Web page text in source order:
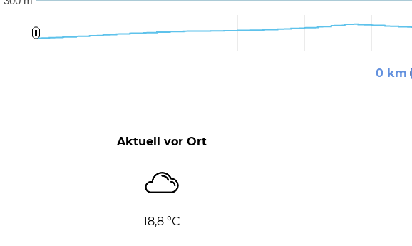
0 km
Aktuell vor Ort
18,8 °C